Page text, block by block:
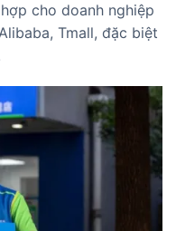
cho doanh nghiệp
Tmall, đặc biệt